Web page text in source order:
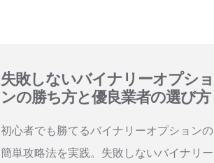
失敗しないバイナリーオプショ
ンの勝ち方と優良業者の選び方
初心者でも勝てるバイナリーオプションの
簡単攻略法を実践。失敗しないバイナリー